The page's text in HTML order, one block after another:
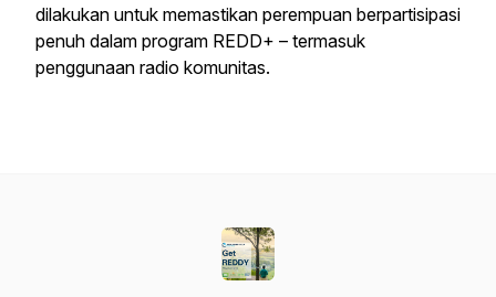
dilakukan untuk memastikan perempuan berpartisipasi
penuh dalam program REDD+ – termasuk
penggunaan radio komunitas.